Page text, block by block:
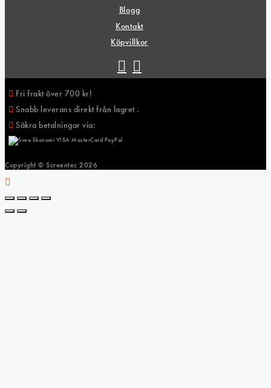
Blogg
Kontakt
Köpvillkor
Fri frakt över 700 kr!
Snabb leverans direkt från lagret .
Säkra betalningar via:
Copyright © Screentec 2026